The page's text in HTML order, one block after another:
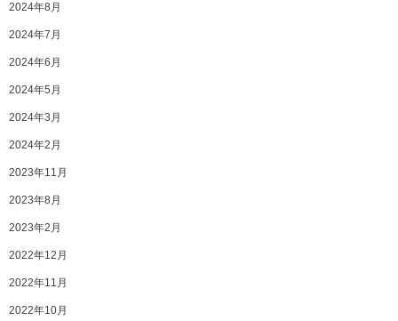
2024年8月
2024年7月
2024年6月
2024年5月
2024年3月
2024年2月
2023年11月
2023年8月
2023年2月
2022年12月
2022年11月
2022年10月